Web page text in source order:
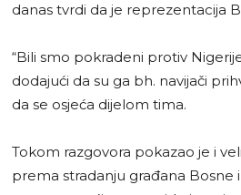
danas tvrdi da je reprezentacija
“Bili smo pokradeni protiv
dodajući da su ga bh. navijači
da se osjeća dijelom tima.
Tokom razgovora pokazao je i
prema stradanju građana